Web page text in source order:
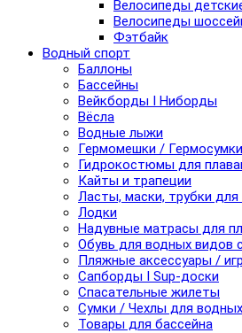
Велосипеды
Велосипеды
Фэтбайк
Водный спорт
Баллоны
Бассейны
Вейкборды I Ниборды
Вёсла
Водные лыжи
Гермомешки / Гермосумки
Гидрокостюмы для
Кайты и трапеции
Ласты, маски, трубки для
Лодки
Надувные матрасы для
Обувь для водных видов
Пляжные аксессуары /
Сапборды I Sup-доски
Спасательные жилеты
Сумки / Чехлы для
Товары для бассейна